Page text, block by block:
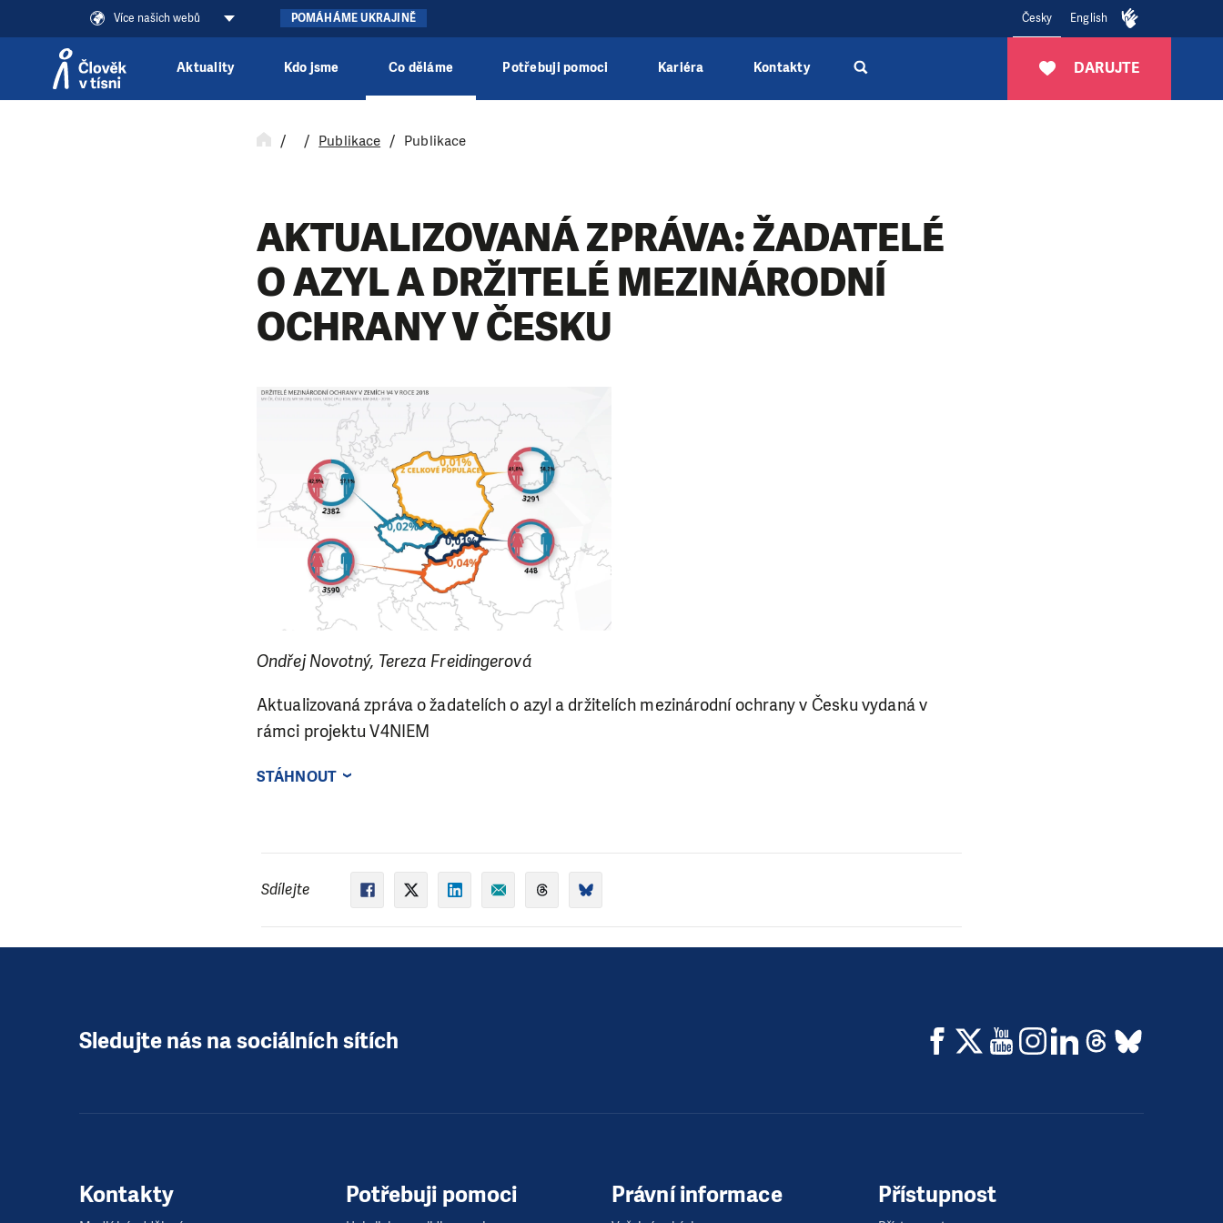
Více našich webů POMÁHÁME UKRAJINĚ Česky English
DARUJTE
Aktuality Kdo jsme Co děláme Potřebuji pomoci Kariéra Kontakty
Publikace Publikace
AKTUALIZOVANÁ ZPRÁVA: ŽADATELÉ
O AZYL A DRŽITELÉ MEZINÁRODNÍ
OCHRANY V ČESKU
Ondřej Novotný, Tereza Freidingerová
Aktualizovaná zpráva o žadatelích o azyl a držitelích mezinárodní ochrany v Česku vydaná v
rámci projektu V4NIEM
STÁHNOUT
Sdílejte
Sledujte nás na sociálních sítích
Kontakty Potřebuji pomoci Právní informace Přístupnost